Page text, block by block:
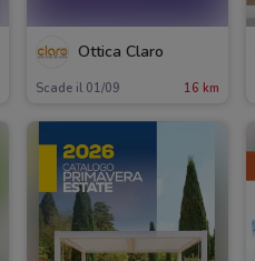
Ottica Claro
Scade il 01/09 16 km